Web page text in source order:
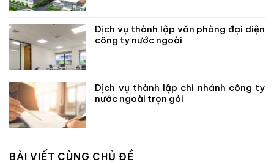
Dịch vụ thành lập văn phòng đại diện
công ty nước ngoài
Dịch vụ thành lập chi nhánh công ty
nước ngoài trọn gói
BÀI VIẾT CÙNG CHỦ ĐỀ